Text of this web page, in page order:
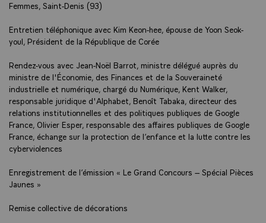
Femmes, Saint-Denis (93)
Entretien téléphonique avec Kim Keon-hee, épouse de Yoon Seok-
youl, Président de la République de Corée
Rendez-vous avec Jean-Noël Barrot, ministre délégué auprès du
ministre de l'Économie, des Finances et de la Souveraineté
industrielle et numérique, chargé du Numérique, Kent Walker,
responsable juridique d'Alphabet, Benoît Tabaka, directeur des
relations institutionnelles et des politiques publiques de Google
France, Olivier Esper, responsable des affaires publiques de Google
France, échange sur la protection de l’enfance et la lutte contre les
cyberviolences
Enregistrement de l’émission « Le Grand Concours – Spécial Pièces
Jaunes »
Remise collective de décorations